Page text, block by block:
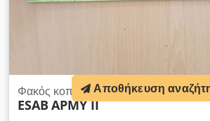
Φακός κοπής μηχανής
ESAB APMY II
Αποθήκευση